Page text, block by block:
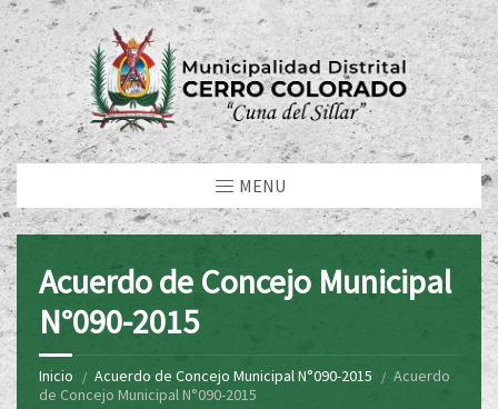
MENU
Acuerdo de Concejo Municipal
N°090-2015
Inicio Acuerdo de Concejo Municipal N°090-2015
Acuerdo
de Concejo Municipal N°090-2015